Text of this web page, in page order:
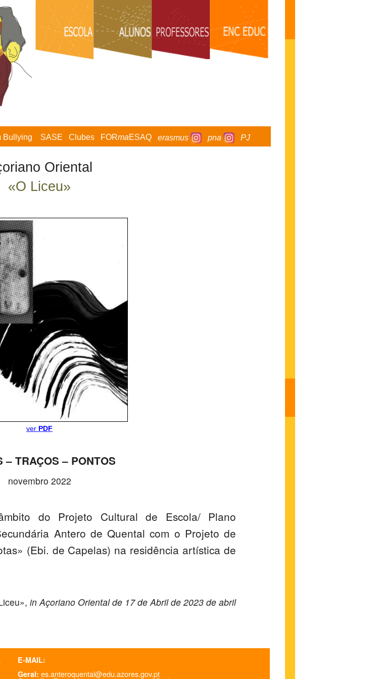
Bullying SASE Clubes FORmaESAQ erasmus pna PJ
Oriental
«O Liceu»
ver PDF
– TRAÇOS – PONTOS
novembro 2022
do Projeto Cultural de Escola/ Plano
Antero de Quental com o Projeto de
(Ebi. de Capelas) na residência artística de
in Açoriano Oriental de 17 de Abril de 2023 de abril
E-MAIL:
Geral: es.anteroquental@edu.azores.gov.pt